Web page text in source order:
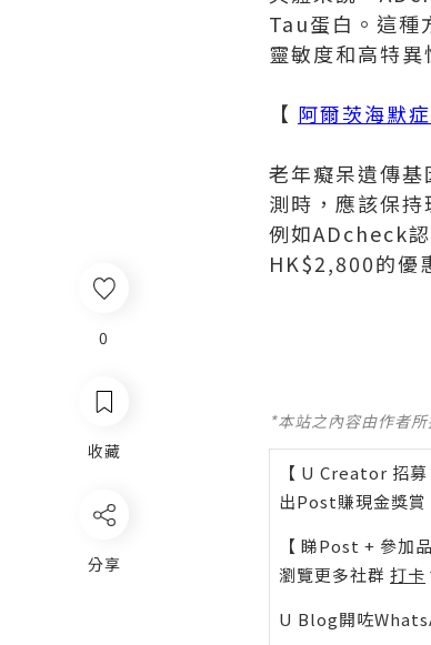
0
收藏
分享
Tau蛋白。這種
靈敏度和高特
【 阿爾茨海默
老年癡呆遺傳
測時，應該保
例如ADcheck
HK$2,800的優
*本站之內容由作者
【 U Creator 招募
出Post賺現金獎賞
【 睇Post + 參加
瀏覽更多社群 打卡
U Blog開咗